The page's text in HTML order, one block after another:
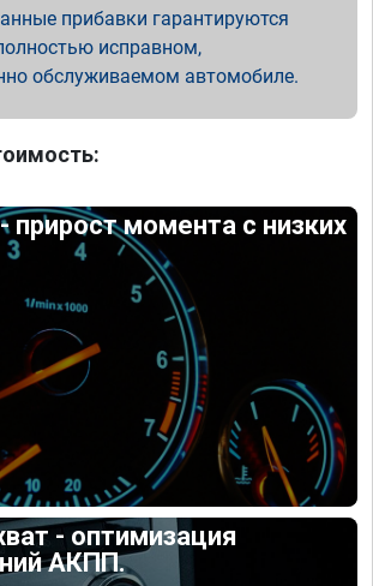
прибавки гарантируются
исправном,
обслуживаемом автомобиле.
прирост момента с низких
- оптимизация
АКПП.